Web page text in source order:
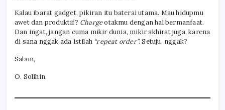
Kalau ibarat gadget, pikiran itu baterai utama. Mau hidupmu
awet dan produktif? Chargeotakmu dengan hal bermanfaat.
Dan ingat, jangan cuma mikir dunia, mikir akhirat juga, karena
di sana nggak ada istilah “repeat order”. Setuju, nggak?
Salam,
O. Solihin